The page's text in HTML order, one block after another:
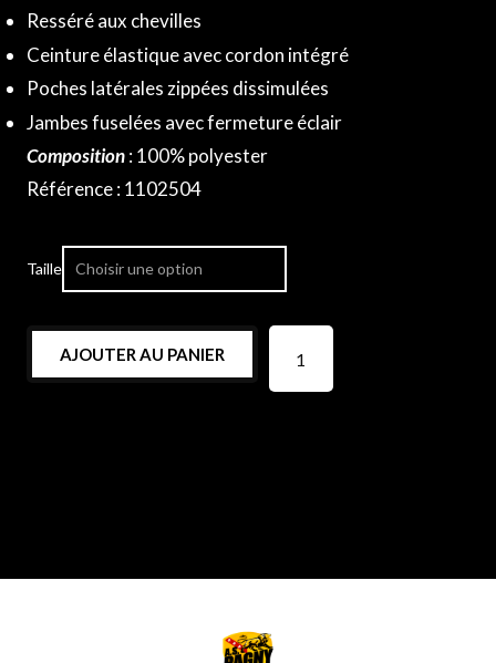
Resséré aux chevilles
Ceinture élastique avec cordon intégré
Poches latérales zippées dissimulées
Jambes fuselées avec fermeture éclair
Composition: 100% polyester
Référence : 1102504
Taille
AJOUTER AU PANIER